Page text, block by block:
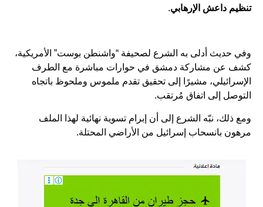
تنظيم داعش الإرهابي.
وفي حديث أدلى به الشرع لصحيفة “واشنطن بوست” الأمريكية،
كشف عن مشاركة دمشق في حوارات مباشرة مع الطرف
الإسرائيلي، مشيرًا إلى تحقيق تقدم ملموس وملحوظ باتجاه
التوصل إلى اتفاق مُرتقب.
ومع ذلك، نبّه الشرع إلى أن إبرام تسوية نهائية لهذا الملف
مرهون بانسحاب إسرائيل من الأراضي المحتلة.